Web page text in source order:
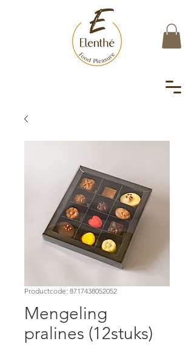
Productcode: 8717438052052
Mengeling
pralines (12stuks)